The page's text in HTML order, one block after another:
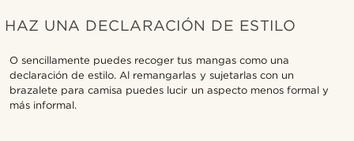
HAZ UNA DECLARACIÓN DE ESTILO
O sencillamente puedes recoger tus mangas como una
declaración de estilo. Al remangarlas y sujetarlas con un
brazalete para camisa puedes lucir un aspecto menos formal y
más informal.